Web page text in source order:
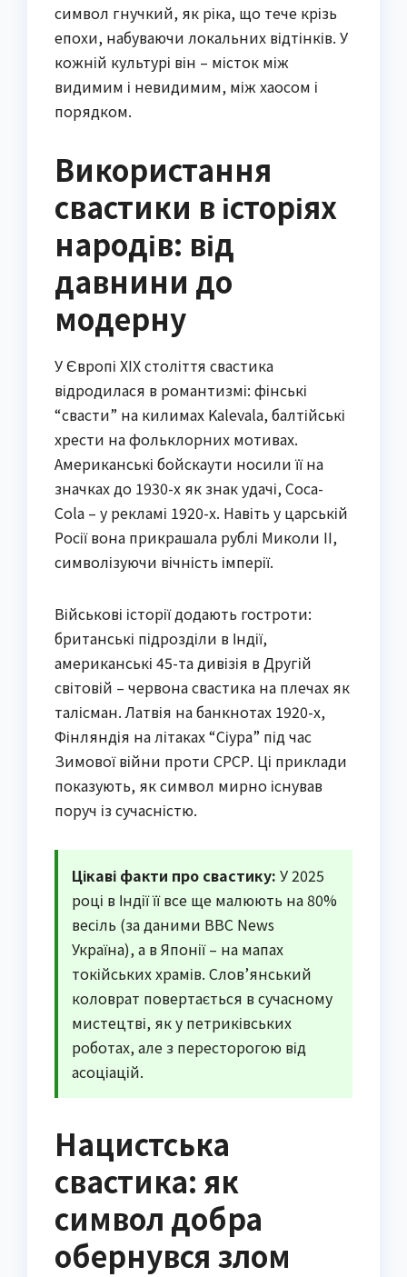
символ гнучкий, як ріка, що тече крізь
епохи, набуваючи локальних відтінків. У
кожній культурі він – місток між
видимим і невидимим, між хаосом і
порядком.
Використання
свастики в історіях
народів: від
давнини до
модерну
У Європі XIX століття свастика
відродилася в романтизмі: фінські
“свасти” на килимах Kalevala, балтійські
хрести на фольклорних мотивах.
Американські бойскаути носили її на
значках до 1930-х як знак удачі, Coca-
Cola – у рекламі 1920-х. Навіть у царській
Росії вона прикрашала рублі Миколи II,
символізуючи вічність імперії.
Військові історії додають гостроти:
британські підрозділи в Індії,
американські 45-та дивізія в Другій
світовій – червона свастика на плечах як
талісман. Латвія на банкнотах 1920-х,
Фінляндія на літаках “Сіура” під час
Зимової війни проти СРСР. Ці приклади
показують, як символ мирно існував
поруч із сучасністю.
Цікаві факти про свастику: У 2025
році в Індії її все ще малюють на 80%
весіль (за даними BBC News
Україна), а в Японії – на мапах
токійських храмів. Слов’янський
коловрат повертається в сучасному
мистецтві, як у петриківських
роботах, але з пересторогою від
асоціацій.
Нацистська
свастика: як
символ добра
обернувся злом